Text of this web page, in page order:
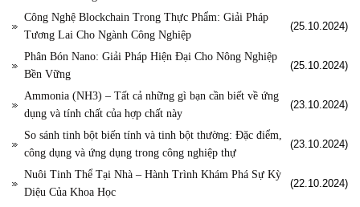
Công Nghệ Blockchain Trong Thực Phẩm: Giải Pháp
Tương Lai Cho Ngành Công Nghiệp
(25.10.2024)
Phân Bón Nano: Giải Pháp Hiện Đại Cho Nông Nghiệp
Bền Vững
(25.10.2024)
Ammonia (NH3) – Tất cả những gì bạn cần biết về ứng
dụng và tính chất của hợp chất này
(23.10.2024)
So sánh tinh bột biến tính và tinh bột thường: Đặc điểm,
công dụng và ứng dụng trong công nghiệp thự
(23.10.2024)
Nuôi Tinh Thể Tại Nhà – Hành Trình Khám Phá Sự Kỳ
Diệu Của Khoa Học
(22.10.2024)